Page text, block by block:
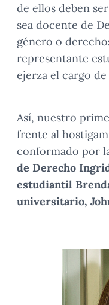
de ellos deben
sea docente de
género o
representante
ejerza el cargo
Así, nuestro
frente al
conformado por
de Derecho
estudiantil
universitario,